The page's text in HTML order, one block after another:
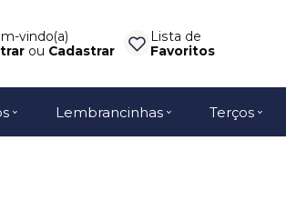
vindo(a)
ou Cadastrar
Lista de
Favoritos
Lembrancinhas Terços